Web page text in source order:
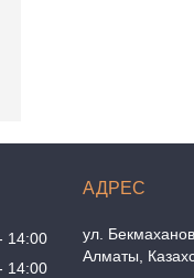
14:00
14:00
ул.
Алматы,